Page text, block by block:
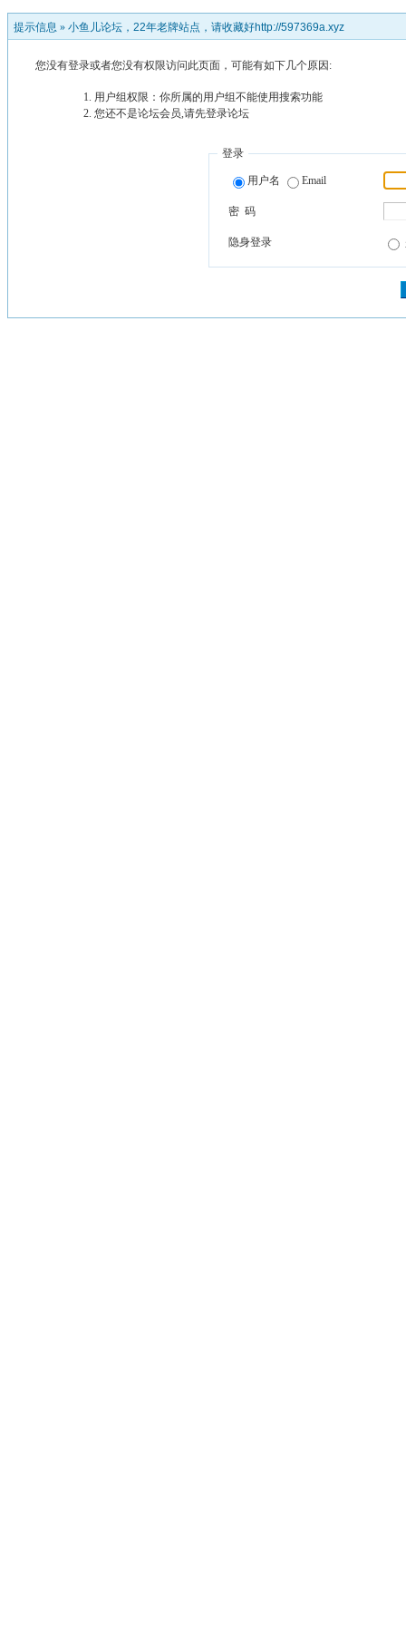
提示信息 » 小鱼儿论坛，22年老牌站点，请收藏好http://597369a.xyz
您没有登录或者您没有权限访问此页面，可能有如下几个原因:
用户组权限：你所属的用户组不能使用搜索功能
您还不是论坛会员,请先登录论坛
登录
用户名 Email
密 码
隐身登录